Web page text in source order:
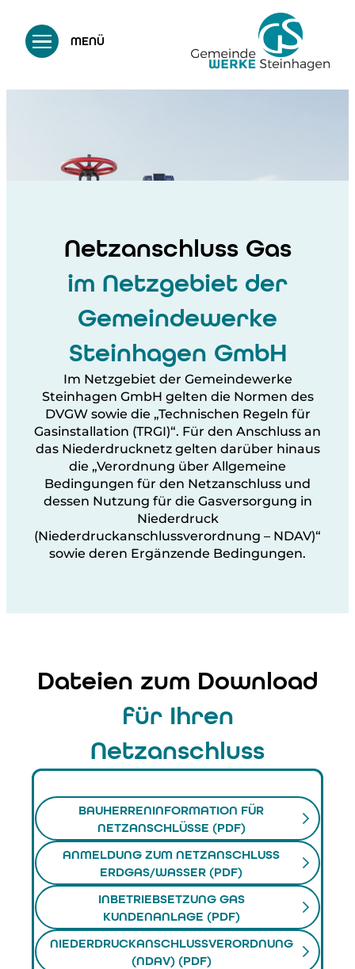
MENÜ
Netzanschluss Gas
im Netzgebiet der
Gemeindewerke
Steinhagen GmbH
Im Netzgebiet der Gemeindewerke
Steinhagen GmbH gelten die Normen des
DVGW sowie die „Technischen Regeln für
Gasinstallation (TRGI)“. Für den Anschluss an
das Niederdrucknetz gelten darüber hinaus
die „Verordnung über Allgemeine
Bedingungen für den Netzanschluss und
dessen Nutzung für die Gasversorgung in
Niederdruck
(Niederdruckanschlussverordnung – NDAV)“
sowie deren Ergänzende Bedingungen.
Dateien zum Download
für Ihren
Netzanschluss
BAUHERRENINFORMATION FÜR
NETZANSCHLÜSSE (PDF)
ANMELDUNG ZUM NETZANSCHLUSS
ERDGAS/WASSER (PDF)
INBETRIEBSETZUNG GAS
KUNDENANLAGE (PDF)
NIEDERDRUCKANSCHLUSSVERORDNUNG
(NDAV) (PDF)